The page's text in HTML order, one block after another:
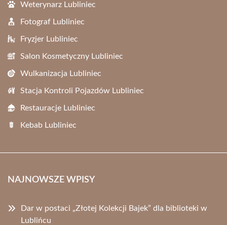
Weterynarz Lubliniec
Fotograf Lubliniec
Fryzjer Lubliniec
Salon Kosmetyczny Lubliniec
Wulkanizacja Lubliniec
Stacja Kontroli Pojazdów Lubliniec
Restauracje Lubliniec
Kebab Lubliniec
NAJNOWSZE WPISY
Dar w postaci „Złotej Kolekcji Bajek” dla biblioteki w
Lublińcu